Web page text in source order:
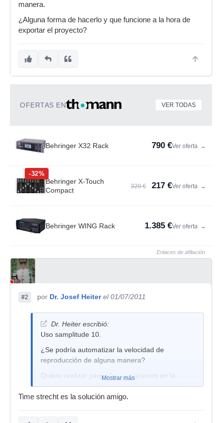
manera.
¿Alguna forma de hacerlo y que funcione a la hora de
exportar el proyecto?
OFERTAS EN VER TODAS
Behringer X32 Rack 790 €Ver oferta →
-32%
Behringer X-Touch
Compact
320 € 217 €Ver oferta →
Behringer WING Rack 1.385 €Ver oferta →
Enlaces de afiliación
#2 por Dr. Josef Heiter el 01/07/2011
Dr. Heiter escribió:
Uso samplitude 10.
¿Se podría automatizar la velocidad de
reproducción de alguna manera?
Quiero realizar pequeñas variaciones en la
velocidad entre 0.98 y 1.02 (por ejemplo) para
simular el efecto de un motor de cinta
Mostrar más
Time strecht es la solución amigo.